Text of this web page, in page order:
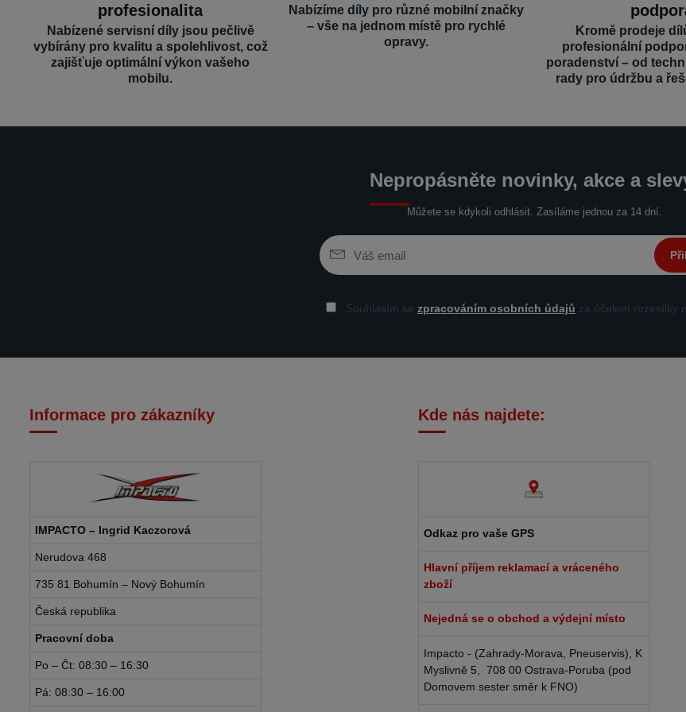
profesionalita
Nabízené servisní díly jsou pečlivě
vybírány pro kvalitu a spolehlivost, což
zajišťuje optimální výkon vašeho
mobilu.
Nabízíme díly pro různé mobilní značky
– vše na jednom místě pro rychlé
opravy.
Kromě prodeje
profesionální
poradenství – od
rady pro údržbu a
Nepropásněte novinky, akce a
Můžete se kdykoli odhlásit. Zasíláme jednou za 14 dní.
Souhlasím se zpracováním osobních údajů za účelem rozesílky
Informace pro zákazníky
IMPACTO – Ingrid Kaczorová
Nerudova 468
735 81 Bohumín – Nový Bohumín
Česká republika
Pracovní doba
Po – Čt: 08:30 – 16:30
Pá: 08:30 – 16:00
Kde nás najdete:
Odkaz pro vaše GPS
Hlavní příjem reklamací a vráceného
zboží
Nejedná se o obchod a výdejní místo
Impacto - (Zahrady-Morava, Pneuservis), K
Myslivně 5, 708 00 Ostrava-Poruba (pod
Domovem sester směr k FNO)